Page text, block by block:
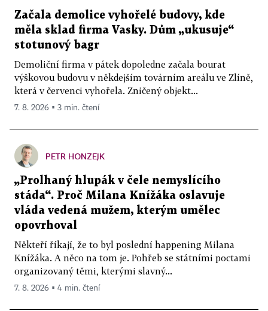
Začala demolice vyhořelé budovy, kde
měla sklad firma Vasky. Dům „ukusuje“
stotunový bagr
Demoliční firma v pátek dopoledne začala bourat
výškovou budovu v někdejším továrním areálu ve Zlíně,
která v červenci vyhořela. Zničený objekt...
7. 8. 2026 ▪ 3 min. čtení
PETR HONZEJK
„Prolhaný hlupák v čele nemyslícího
stáda“. Proč Milana Knížáka oslavuje
vláda vedená mužem, kterým umělec
opovrhoval
Někteří říkají, že to byl poslední happening Milana
Knížáka. A něco na tom je. Pohřeb se státními poctami
organizovaný těmi, kterými slavný...
7. 8. 2026 ▪ 4 min. čtení